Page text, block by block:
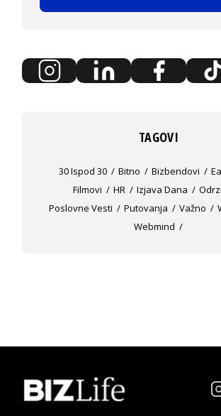
TAGOVI
30 Ispod 30 Bitno Bizbendovi
Filmovi
HR Izjava Dana
Poslovne Vesti
Putovanja Važno
Webmind